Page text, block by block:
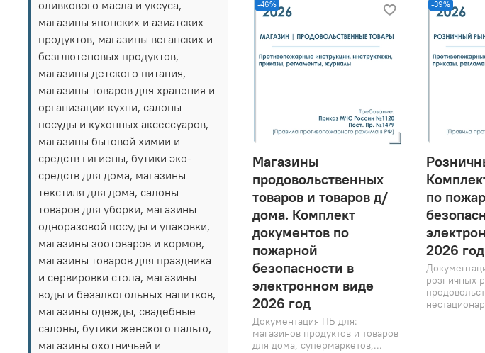
-46%
Магазины
продовольственных
товаров и товаров д/
дома. Комплект
документов по
пожарной
безопасности в
электронном виде
2026 год
Документация ПБ для:
магазинов продуктов и товаров
для дома, супермаркетов,...
-39%
по
2026 год
розничных
оливкового масла и уксуса,
магазины японских и азиатских
продуктов, магазины веганских и
безглютеновых продуктов,
магазины детского питания,
магазины товаров для хранения и
организации кухни, салоны
посуды и кухонных аксессуаров,
магазины бытовой химии и
средств гигиены, бутики эко-
средств для дома, магазины
текстиля для дома, салоны
товаров для уборки, магазины
одноразовой посуды и упаковки,
магазины зоотоваров и кормов,
магазины товаров для праздника
и сервировки стола, магазины
воды и безалкогольных напитков,
магазины одежды, свадебные
салоны, бутики женского пальто,
магазины охотничьей и